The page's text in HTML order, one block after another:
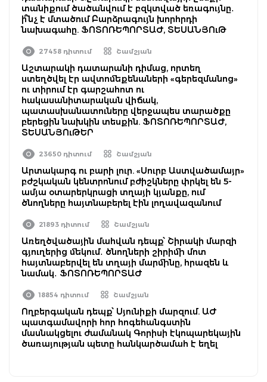
տանիքում ծածանվում է բզկտված եռագույնը․
ի՞նչ է մտածում Բարձրագույն խորհրդի
նախագահը. ՖՈՏՈՌԵՊՈՐՏԱԺ, ՏԵՍԱՆՅՈւԹ
27458 դիտում Շամշյան
Աշտարակի դատարանի դիմաց, որտեղ
ստեղծվել էր ավտոմեքենաների «գերեզմանոց»
ու տիրում էր գարշահոտ ու
հակասանիտարական վիճակ,
պատասխանատուները վերջապես տարածքը
բերեցին նախկին տեսքին. ՖՈՏՈՌԵՊՈՐՏԱԺ,
ՏԵՍԱՆՅՈւԹԵՐ
23650 դիտում Շամշյան
Արտակարգ ու բարի լուր. «Սուրբ Աստվածամայր»
բժշկական կենտրոնում բժիշկները փրկել են 5-
ամյա օտարերկրացի տղայի կյանքը, ում
ծնողները հայտնաբերել էին լողավազանում
21893 դիտում Շամշյան
Առեղծվածային մահվան դեպք՝ Շիրակի մարզի
գյուղերից մեկում․ ծնողների շիրիմի մոտ
հայտնաբերվել են տղայի մարմինը, հրազեն և
նամակ․ ՖՈՏՈՌԵՊՈՐՏԱԺ
18854 դիտում Շամշյան
Ողբերգական դեպք՝ Սյունիքի մարզում. ԱԺ
պատգամավորի հոր հոգեհանգստին
մասնակցելու ժամանակ Գորիսի էկոպարեկային
ծառայության պետը հանկարծամահ է եղել